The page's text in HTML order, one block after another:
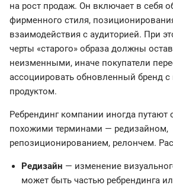
на рост продаж. Он включает в себя
фирменного стиля,
взаимодействия с аудиторией. При
черты «старого» образа должны
неизменными, иначе покупатели
ассоциировать обновленный бренд
продуктом.
Ребрендинг компании иногда путают
похожими терминами — редизайном,
репозиционированием, релончем.
Редизайн — изменение
может быть частью ребрендинга